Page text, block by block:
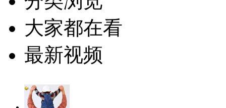
大家都在看
最新视频